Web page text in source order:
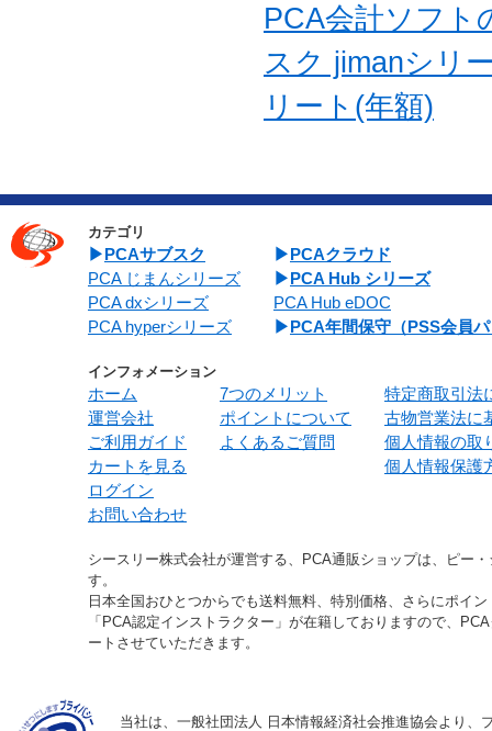
PCA会計ソフ
スク jimanシリ
リート(年額)
カテゴリ
PCAサブスク
PCA じまんシリーズ
PCA dxシリーズ
PCA hyperシリーズ
PCAクラウド
PCA Hub シリーズ
PCA Hub eDOC
PCA年間保守（PSS会員
インフォメーション
ホーム
運営会社
ご利用ガイド
カートを見る
ログイン
お問い合わせ
7つのメリット
ポイントについて
よくあるご質問
特定商取引法
古物営業法に
個人情報の取
個人情報保護
シースリー株式会社が運営する、PCA通販ショップは、ピー
す。
日本全国おひとつからでも送料無料、特別価格、さらにポイ
「PCA認定インストラクター」が在籍しておりますので、
ートさせていただきます。
当社は、一般社団法人 日本情報経済社会推進協会より、